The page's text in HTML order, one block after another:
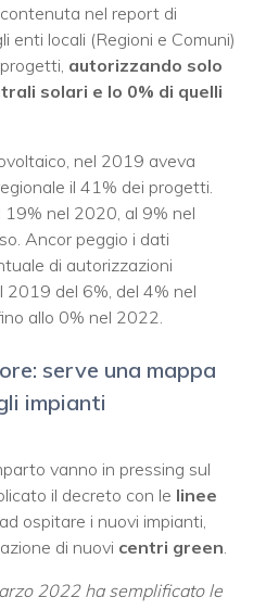
nel report di
enti locali (Regioni e Comuni)
autorizzando solo
solari e lo 0% di quelli
nel 2019 aveva
il 41% dei progetti.
nel 2020, al 9% nel
Ancor peggio i dati
di autorizzazioni
2019 del 6%, del 4% nel
allo 0% nel 2022.
serve una mappa
impianti
vanno in pressing sul
il decreto con le linee
ospitare i nuovi impianti,
di nuovi centri green
2022 ha semplificato le